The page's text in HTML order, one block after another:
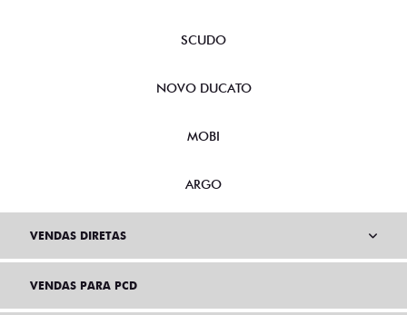
SCUDO
NOVO DUCATO
MOBI
ARGO
VENDAS DIRETAS
VENDAS PARA PCD